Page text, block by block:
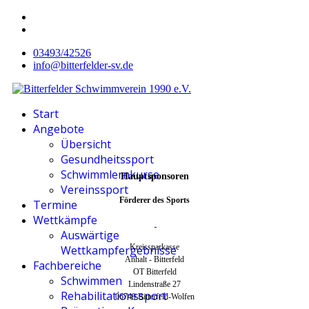
03493/42526
info@bitterfelder-sv.de
Start
Angebote
Übersicht
Gesundheitssport
Schwimmlernkurse
Vereinssport
Termine
Wettkämpfe
Auswärtige
Wettkampfergebnisse
Fachbereiche
Schwimmen
Rehabilitationssport
Hauptsponsoren
Förderer des Sports
Kreissparkasse
Anhalt - Bitterfeld
OT Bitterfeld
Lindenstraße 27
06749 Bitterfeld-Wolfen